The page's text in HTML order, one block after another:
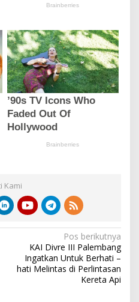
Kami
Pos berikutnya
KAI Divre III Palembang
Ingatkan Untuk Berhati –
hati Melintas di Perlintasan
Kereta Api